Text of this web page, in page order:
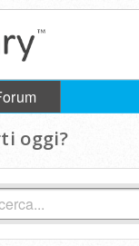
oggi?